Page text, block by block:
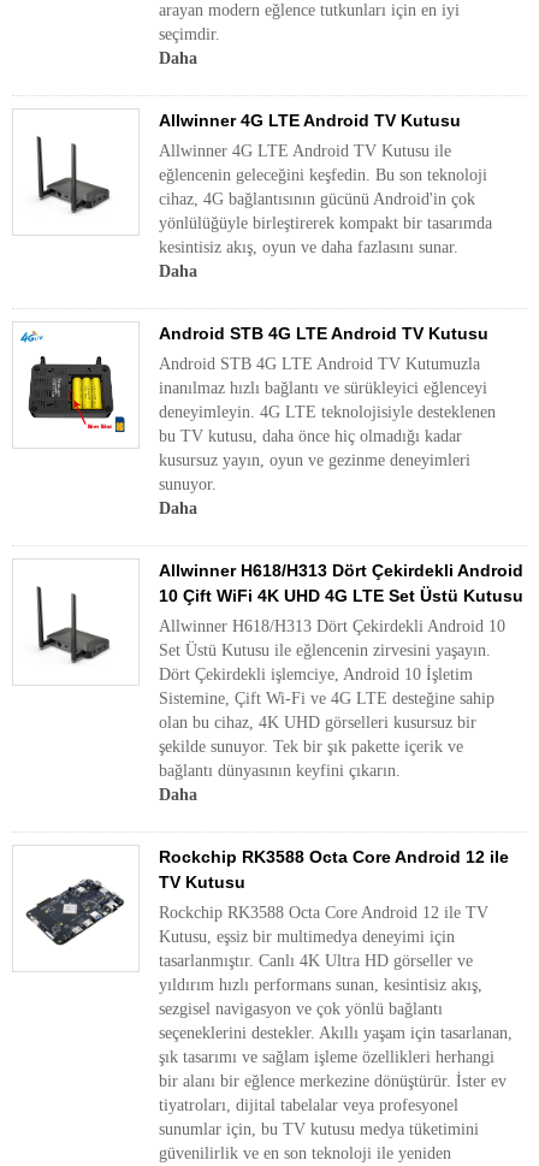
arayan modern eğlence tutkunları için en iyi
seçimdir.
Daha
Allwinner 4G LTE Android TV Kutusu
Allwinner 4G LTE Android TV Kutusu ile
eğlencenin geleceğini keşfedin. Bu son teknoloji
cihaz, 4G bağlantısının gücünü Android'in çok
yönlülüğüyle birleştirerek kompakt bir tasarımda
kesintisiz akış, oyun ve daha fazlasını sunar.
Daha
Android STB 4G LTE Android TV Kutusu
Android STB 4G LTE Android TV Kutumuzla
inanılmaz hızlı bağlantı ve sürükleyici eğlenceyi
deneyimleyin. 4G LTE teknolojisiyle desteklenen
bu TV kutusu, daha önce hiç olmadığı kadar
kusursuz yayın, oyun ve gezinme deneyimleri
sunuyor.
Daha
Allwinner H618/H313 Dört Çekirdekli Android
10 Çift WiFi 4K UHD 4G LTE Set Üstü Kutusu
Allwinner H618/H313 Dört Çekirdekli Android 10
Set Üstü Kutusu ile eğlencenin zirvesini yaşayın.
Dört Çekirdekli işlemciye, Android 10 İşletim
Sistemine, Çift Wi-Fi ve 4G LTE desteğine sahip
olan bu cihaz, 4K UHD görselleri kusursuz bir
şekilde sunuyor. Tek bir şık pakette içerik ve
bağlantı dünyasının keyfini çıkarın.
Daha
Rockchip RK3588 Octa Core Android 12 ile
TV Kutusu
Rockchip RK3588 Octa Core Android 12 ile TV
Kutusu, eşsiz bir multimedya deneyimi için
tasarlanmıştır. Canlı 4K Ultra HD görseller ve
yıldırım hızlı performans sunan, kesintisiz akış,
sezgisel navigasyon ve çok yönlü bağlantı
seçeneklerini destekler. Akıllı yaşam için tasarlanan,
şık tasarımı ve sağlam işleme özellikleri herhangi
bir alanı bir eğlence merkezine dönüştürür. İster ev
tiyatroları, dijital tabelalar veya profesyonel
sunumlar için, bu TV kutusu medya tüketimini
güvenilirlik ve en son teknoloji ile yeniden